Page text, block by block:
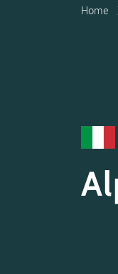
Home